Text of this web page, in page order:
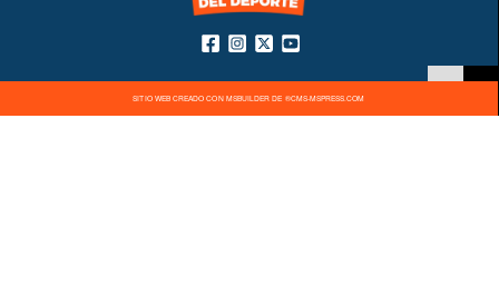
SITIO WEB CREADO CON MSBUILDER DE ®CMS-MSPRESS.COM